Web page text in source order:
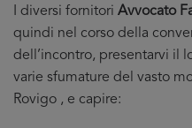
I diversi fornitori Avvocato
quindi nel corso della
dell’incontro, presentarvi il
varie sfumature del vasto
Rovigo , e capire: